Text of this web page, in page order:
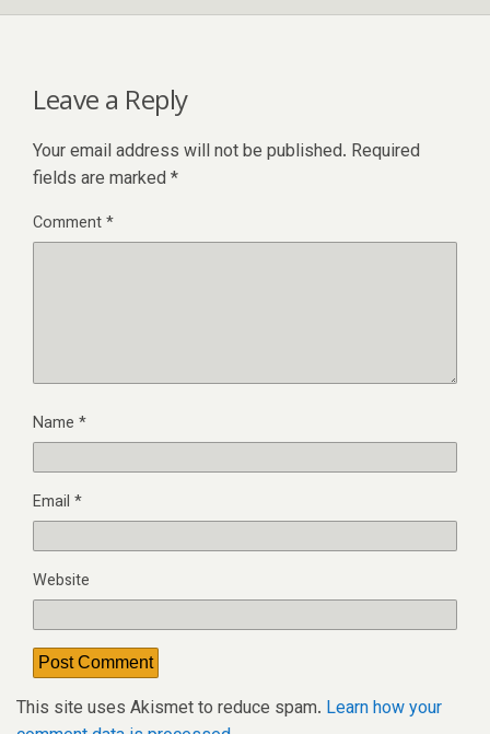
Leave a Reply
Your email address will not be published. Required
fields are marked *
Comment*
Name *
Email *
Website
This site uses Akismet to reduce spam. Learn how your